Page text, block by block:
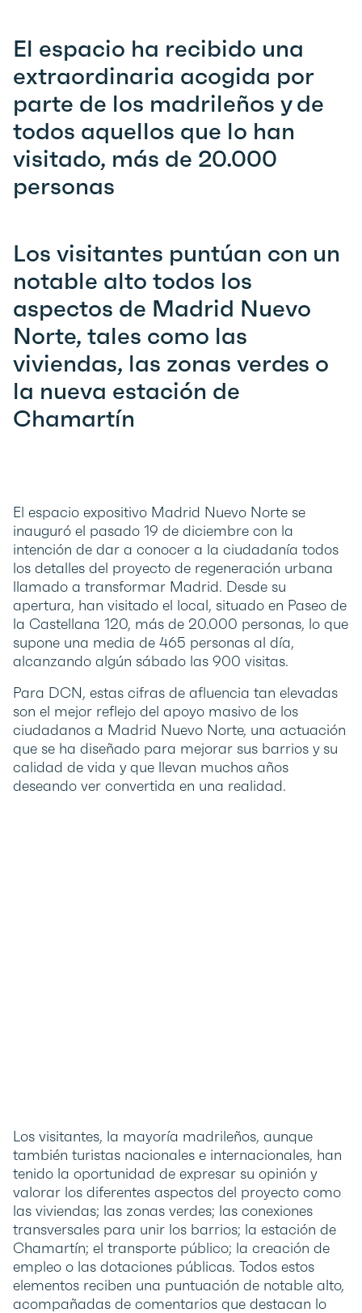
El espacio ha recibido una
extraordinaria acogida por
parte de los madrileños y de
todos aquellos que lo han
visitado, más de 20.000
personas
Los visitantes puntúan con un
notable alto todos los
aspectos de Madrid Nuevo
Norte, tales como las
viviendas, las zonas verdes o
la nueva estación de
Chamartín
El espacio expositivo Madrid Nuevo Norte se
inauguró el pasado 19 de diciembre con la
intención de dar a conocer a la ciudadanía todos
los detalles del proyecto de regeneración urbana
llamado a transformar Madrid. Desde su
apertura, han visitado el local, situado en Paseo de
la Castellana 120, más de 20.000 personas, lo que
supone una media de 465 personas al día,
alcanzando algún sábado las 900 visitas.
Para DCN, estas cifras de afluencia tan elevadas
son el mejor reflejo del apoyo masivo de los
ciudadanos a Madrid Nuevo Norte, una actuación
que se ha diseñado para mejorar sus barrios y su
calidad de vida y que llevan muchos años
deseando ver convertida en una realidad.
Los visitantes, la mayoría madrileños, aunque
también turistas nacionales e internacionales, han
tenido la oportunidad de expresar su opinión y
valorar los diferentes aspectos del proyecto como
las viviendas; las zonas verdes; las conexiones
transversales para unir los barrios; la estación de
Chamartín; el transporte público; la creación de
empleo o las dotaciones públicas. Todos estos
elementos reciben una puntuación de notable alto,
acompañadas de comentarios que destacan lo